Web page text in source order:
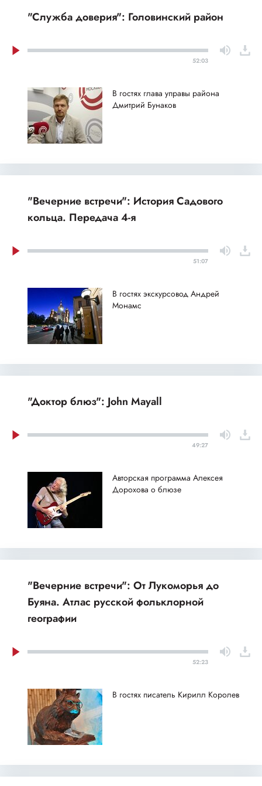
"Служба доверия": Головинский район
52:03
В гостях глава управы района
Дмитрий Бунаков
"Вечерние встречи": История Садового
кольца. Передача 4-я
51:07
В гостях экскурсовод Андрей
Монамс
"Доктор блюз": John Mayall
49:27
Авторская программа Алексея
Дорохова о блюзе
"Вечерние встречи": От Лукоморья до
Буяна. Атлас русской фольклорной
географии
52:23
В гостях писатель Кирилл Королев